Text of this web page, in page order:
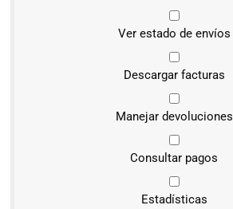
Ver estado de envíos
Descargar facturas
Manejar devoluciones
Consultar pagos
Estadísticas